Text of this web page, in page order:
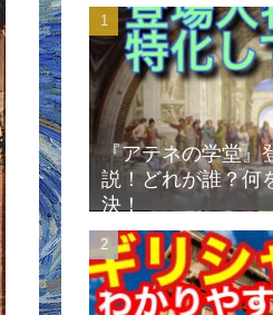
『アテネの学堂』
説！どれが誰？何
決！